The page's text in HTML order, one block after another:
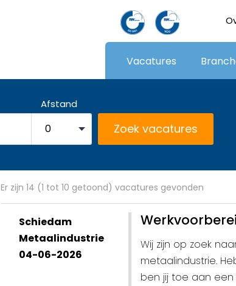
Vacatures
Afstand
Er zijn 14 (1 tot 10 getoond) vacatures gevonden
Schiedam
Metaalindustrie
04-06-2026
Wij zijn op zoek
metaalindustrie.
ben jij toe aan een